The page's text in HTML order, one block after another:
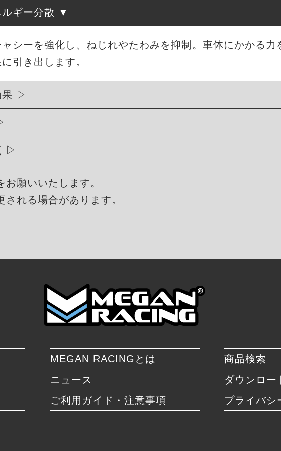
ギー分散
シーを強化し、ねじれやたわみを抑制。車体にかかる力
引き出します。
願いいたします。
れる場合があります。
MEGAN RACINGとは
商品検索
ニュース
ダウンロー
ご利用ガイド・注意事項 プライバシ